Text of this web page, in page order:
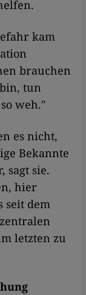
kam
brauchen
tun
weh."
es nicht,
Bekannte
sagt sie.
hier
seit dem
letzten zu